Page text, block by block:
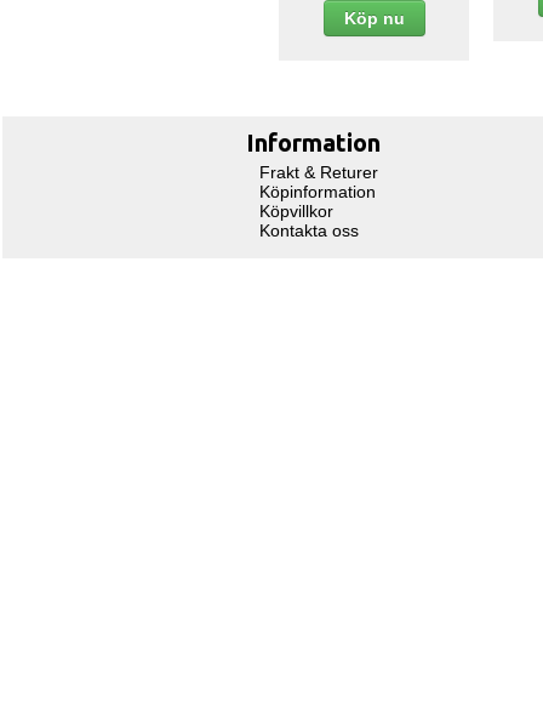
Köp nu
Information
Frakt & Returer
Köpinformation
Köpvillkor
Kontakta oss